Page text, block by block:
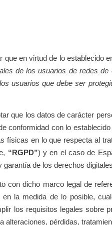
en virtud de lo establecido
de los usuarios de redes
usuarios que debe ser
que los datos de carácter
conformidad con lo
físicas en lo que respecta al
“RGPD”) y en el caso de
de los derechos
con dicho marco legal de
la medida de lo posible,
los requisitos legales sobre
alteraciones, pérdidas,